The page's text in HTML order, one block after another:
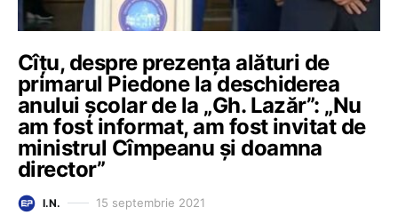
Cîțu, despre prezența alături de
primarul Piedone la deschiderea
anului școlar de la „Gh. Lazăr”: „Nu
am fost informat, am fost invitat de
ministrul Cîmpeanu și doamna
director”
I.N. 15 septembrie 2021